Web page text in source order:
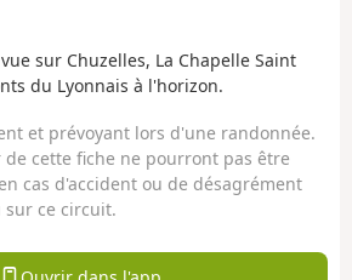
sur Chuzelles, La Chapelle Saint
du Lyonnais à l'horizon.
et prévoyant lors d'une randonnée.
cette fiche ne pourront pas être
cas d'accident ou de désagrément
ce circuit.